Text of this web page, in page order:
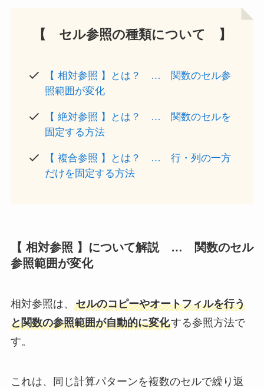
【 セル参照の種類について 】
【 相対参照 】とは？ … 関数のセル参
照範囲が変化
【 絶対参照 】 とは？
… 関数のセルを
固定する方法
【 複合参照 】 とは？
… 行・列の一方
だけを固定する方法
【 相対参照 】について解説 … 関数のセル
参照範囲が変化
相対参照は、 セルのコピーやオートフィルを行う
と関数の参照範囲が自動的に変化する参照方法で
す。
これは、同じ計算パターンを複数のセルで繰り返